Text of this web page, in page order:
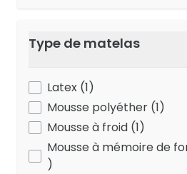
Type de matelas
Latex (1products available
)
Mousse polyéther (1)
Mousse à froid (1)
Mousse à mémoire de
products available
)